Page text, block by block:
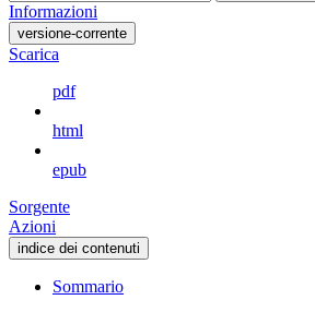
Informazioni
versione-corrente
Scarica
pdf
html
epub
Sorgente
Azioni
indice dei contenuti
Sommario